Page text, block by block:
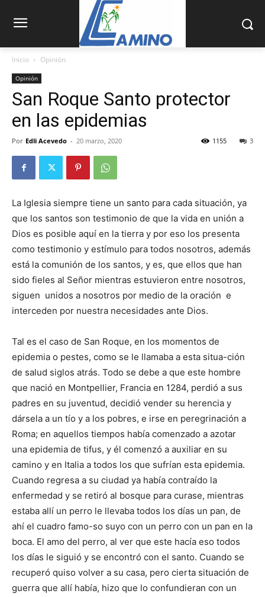
Inicio Opinión
Opinión
San Roque Santo protector
en las epidemias
Por Edli Acevedo - 20 marzo, 2020 3
1155
La Iglesia siempre tiene un santo para cada situación, ya
que los santos son testimonio de que la vida en unión a
Dios es posible aquí en la tierra y por eso los presenta
como testimonio y estímulo para todos nosotros, además
está la comunión de los santos, y es, que ellos que han
sido fieles al Señor mientras estuvieron entre nosotros,
siguen unidos a nosotros por medio de la oración e
interceden por nuestra necesidades ante Dios.
Tal es el caso de San Roque, en los mo­mentos de
epidemia o pestes, como se le llamaba a esta situa-ción
de salud siglos atrás. Todo se debe a que este hombre
que nació en Montpellier, Fran­cia en 1284, perdió a sus
padres en su ju­ventud, decidió vender su herencia y
dársela a un tío y a los pobres, e irse en peregrinación a
Roma; en aquellos tiempos había comenzado a azotar
una epidemia de tifus, y él comenzó a auxiliar en su
camino y en Italia a todos los que sufrían esta epidemia.
Cuando regresa a su ciudad ya había contraído la
enfermedad y se retiró al bosque para curase, mientras
estaba allí un perro le llevaba todos los días un pan, de
ahí el cuadro famo-so suyo con un perro con un pan en la
boca. El amo del perro, al ver que este hacía eso todos
los días le siguió y se encontró con el santo. Cuando se
recuperó quiso volver a su casa, pero cierta situa­ción de
guerra que allí había, hizo que lo confun­dieran con un